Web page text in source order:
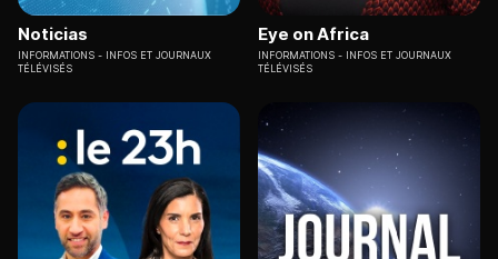
Noticias
INFORMATIONS
INFOS ET JOURNAUX
TÉLÉVISÉS
Eye on Africa
INFORMATIONS
INFOS ET JOURNAUX
TÉLÉVISÉS